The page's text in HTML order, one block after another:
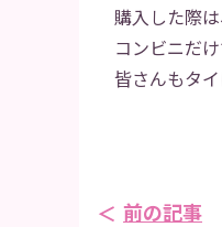
購入した際
コンビニだ
皆さんもタ
前の記事